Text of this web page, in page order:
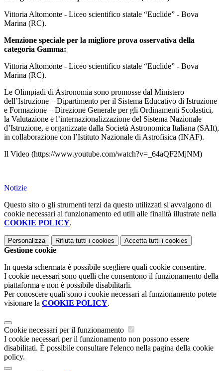
Vittoria Altomonte - Liceo scientifico statale “Euclide” - Bova
Marina (RC).
Menzione speciale per la migliore prova osservativa della
categoria Gamma:
Vittoria Altomonte - Liceo scientifico statale “Euclide” - Bova
Marina (RC).
Le Olimpiadi di Astronomia sono promosse dal Ministero
dell’Istruzione – Dipartimento per il Sistema Educativo di Istruzione
e Formazione – Direzione Generale per gli Ordinamenti Scolastici,
la Valutazione e l’internazionalizzazione del Sistema Nazionale
d’Istruzione, e organizzate dalla Società Astronomica Italiana (SAIt),
in collaborazione con l’Istituto Nazionale di Astrofisica (INAF).
Il Video (https://www.youtube.com/watch?v=_64aQF2MjNM)
Notizie
Questo sito o gli strumenti terzi da questo utilizzati si avvalgono di
cookie necessari al funzionamento ed utili alle finalità illustrate nella
COOKIE POLICY.
Personalizza Rifiuta tutti i cookies Accetta tutti i cookies
Gestione cookie
In questa schermata è possibile scegliere quali cookie consentire.
I cookie necessari sono quelli che consentono il funzionamento della
piattaforma e non è possibile disabilitarli.
Per conoscere quali sono i cookie necessari al funzionamento potete
visionare la COOKIE POLICY.
Cookie necessari per il funzionamento
I cookie necessari per il funzionamento non possono essere
disabilitati. È possibile consultare l'elenco nella pagina della cookie
policy.